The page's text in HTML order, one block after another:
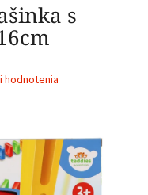
s
hodnotenia